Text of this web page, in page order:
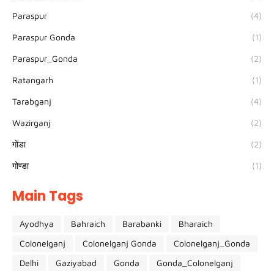
Paraspur (4)
Paraspur Gonda (1)
Paraspur_Gonda (2)
Ratangarh (1)
Tarabganj (4)
Wazirganj (2)
गोंडा (2)
गोण्डा (1)
Main Tags
Ayodhya Bahraich Barabanki
Bharaich
Colonelganj
Colonelganj Gonda
Colonelganj_Gonda
Delhi
Gaziyabad Gonda Gonda_Colonelganj